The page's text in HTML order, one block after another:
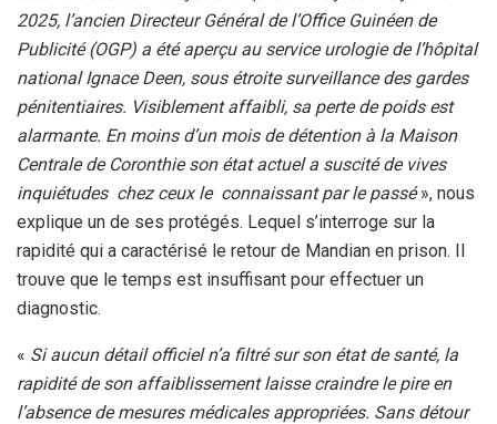
2025, l’ancien Directeur Général de l’Office Guinéen de
Publicité (OGP) a été aperçu au service urologie de l’hôpital
national Ignace Deen, sous étroite surveillance des gardes
pénitentiaires. Visiblement affaibli, sa perte de poids est
alarmante. En moins d’un mois de détention à la Maison
Centrale de Coronthie son état actuel a suscité de vives
inquiétudes chez ceux le connaissant par le passé», nous
explique un de ses protégés. Lequel s’interroge sur la
rapidité qui a caractérisé le retour de Mandian en prison. Il
trouve que le temps est insuffisant pour effectuer un
diagnostic.
« Si aucun détail officiel n’a filtré sur son état de santé, la
rapidité de son affaiblissement laisse craindre le pire en
l’absence de mesures médicales appropriées. Sans détour